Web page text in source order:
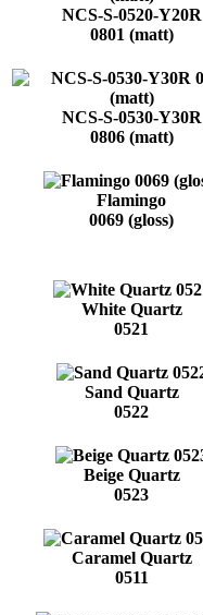
NCS-S-0520-Y20R
0801 (matt)
NCS-S-0530-Y30R
0806 (matt)
Flamingo
0069 (gloss)
White Quartz
0521
Sand Quartz
0522
Beige Quartz
0523
Caramel Quartz
0511